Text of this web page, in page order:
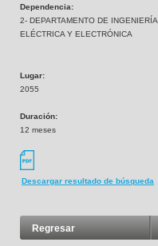
Dependencia:
2- DEPARTAMENTO DE INGENIERÍA
ELÉCTRICA Y ELECTRÓNICA
Lugar:
2055
Duración:
12 meses
Descargar resultado de búsqueda
Regresar